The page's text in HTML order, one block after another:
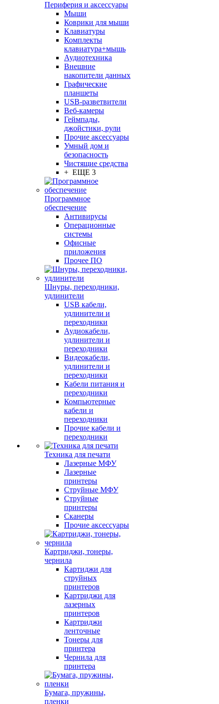
Периферия и аксессуары
Мыши
Коврики для мыши
Клавиатуры
Комплекты
клавиатура+мышь
Аудиотехника
Внешние
накопители данных
Графические
планшеты
USB-разветвители
Веб-камеры
Геймпады,
джойстики, рули
Прочие аксессуары
Умный дом и
безопасность
Чистящие средства
+ ЕЩЕ 3
Программное
обеспечение
Антивирусы
Операционные
системы
Офисные
приложения
Прочее ПО
Шнуры, переходники,
удлинители
USB кабели,
удлинители и
переходники
Аудиокабели,
удлинители и
переходники
Видеокабели,
удлинители и
переходники
Кабели питания и
переходники
Компьютерные
кабели и
переходники
Прочие кабели и
переходники
Техника для печати
Лазерные МФУ
Лазерные
принтеры
Струйные МФУ
Струйные
принтеры
Сканеры
Прочие аксессуары
Картриджи, тонеры,
чернила
Картиджи для
струйных
принтеров
Картриджи для
лазерных
принтеров
Картриджи
ленточные
Тонеры для
принтера
Чернила для
принтера
Бумага, пружины,
пленки